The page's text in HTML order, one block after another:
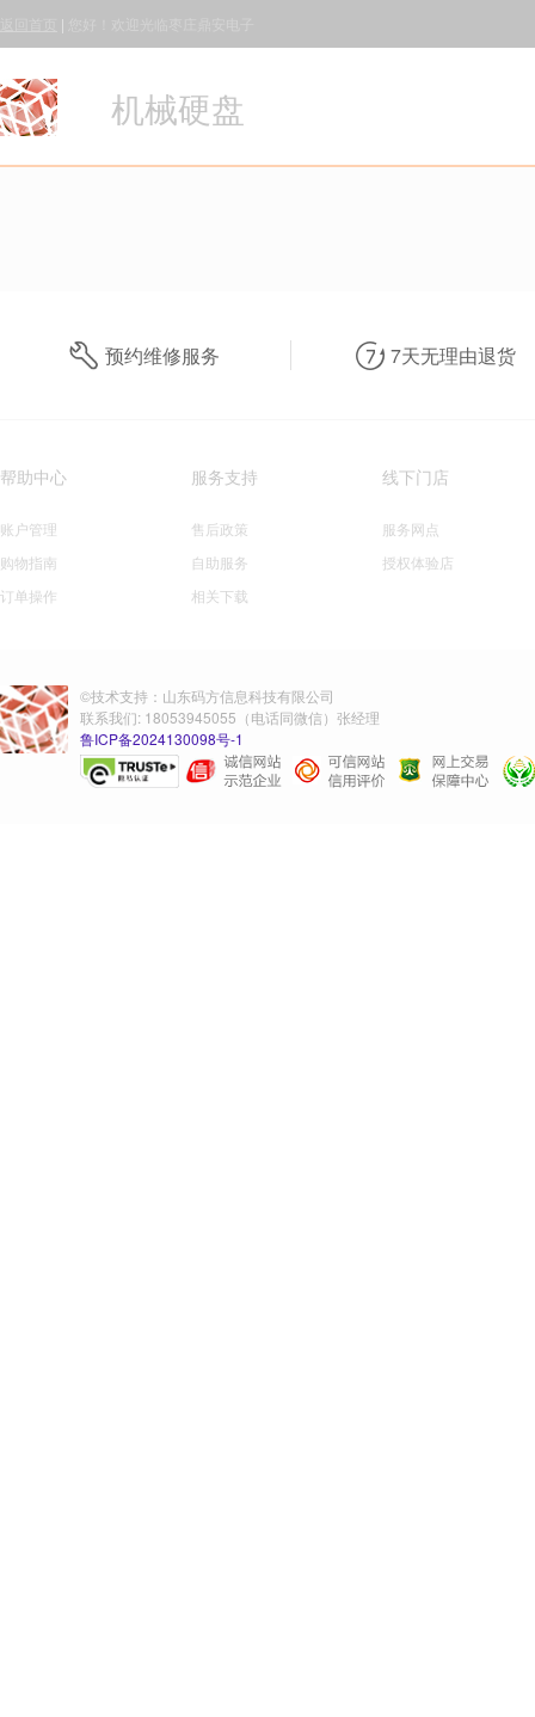
|
机械硬盘
预约维修服务 7天无理由退货
帮助中心
账户管理
购物指南
订单操作
服务支持
售后政策
自助服务
相关下载
线下门店
服务网点
授权体验店
©技术支持：山东码方信息科技有限公司
联系我们: 18053945055（电话同微信）张经理
鲁ICP备2024130098号-1